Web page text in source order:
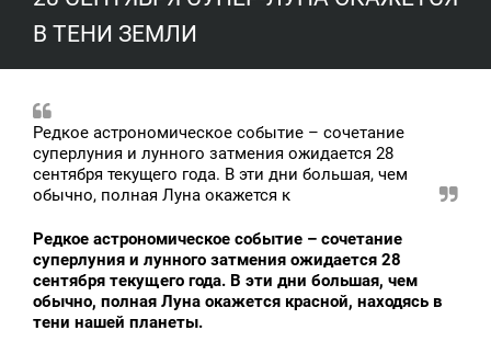
В ТЕНИ ЗЕМЛИ
Редкое астрономическое событие – сочетание
суперлуния и лунного затмения ожидается 28
сентября текущего года. В эти дни большая, чем
обычно, полная Луна окажется к
Редкое астрономическое событие – сочетание
суперлуния и лунного затмения ожидается 28
сентября текущего года. В эти дни большая, чем
обычно, полная Луна окажется красной, находясь в
тени нашей планеты.